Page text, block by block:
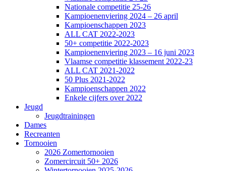
Nationale competitie 25-26
Kampioenenviering 2024 – 26 april
Kampioenschappen 2023
ALL CAT 2022-2023
50+ competitie 2022-2023
Kampioenenviering 2023 – 16 juni 2023
Vlaamse competitie klassement 2022-23
ALL CAT 2021-2022
50 Plus 2021-2022
Kampioenschappen 2022
Enkele cijfers over 2022
Jeugd
Jeugdtrainingen
Dames
Recreanten
Tornooien
2026 Zomertornooien
Zomercircuit 50+ 2026